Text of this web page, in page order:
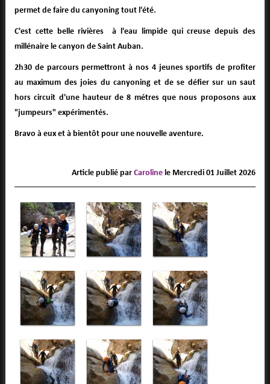
permet de faire du canyoning tout l'été.
C'est cette belle rivières à l'eau limpide qui creuse depuis des
millénaire le canyon de Saint Auban.
2h30 de parcours permettront à nos 4 jeunes sportifs de profiter
au maximum des joies du canyoning et de se défier sur un saut
hors circuit d'une hauteur de 8 métres que nous proposons aux
"jumpeurs" expérimentés.
Bravo à eux et à bientôt pour une nouvelle aventure.
Article publié parCarolinele Mercredi 01 Juillet 2026